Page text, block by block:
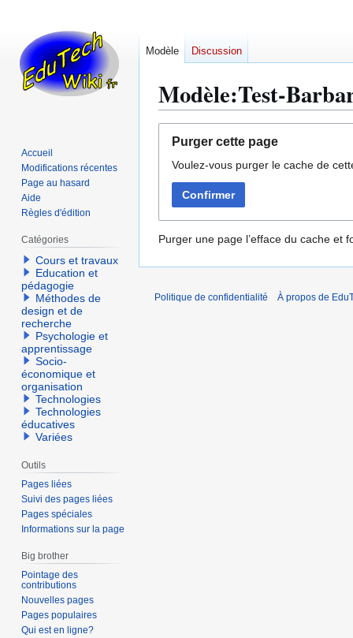
Modèle:Test-
navigation
recherche
Purger cette page
Voulez-vous purger le cache de
Confirmer
Purger une page l’efface du cache et
Modèle Discussion
Accueil
Modifications récentes
Page au hasard
Aide
Règles d'édition
Catégories
Cours et travaux
Education et
pédagogie
Méthodes de
design et de
recherche
Psychologie et
apprentissage
Socio-
économique et
organisation
Technologies
Technologies
éducatives
Variées
Outils
Pages liées
Suivi des pages liées
Pages spéciales
Informations sur la page
Big brother
Pointage des
contributions
Nouvelles pages
Pages populaires
Qui est en ligne?
Politique de confidentialité À propos de